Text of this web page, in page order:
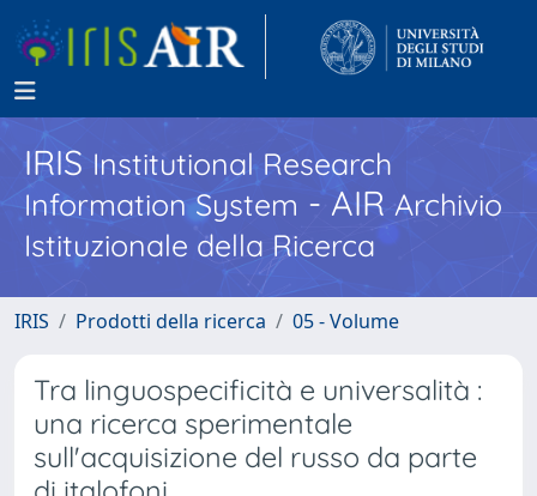
IRISInstitutional Research
Information System - AIR Archivio
Istituzionale della Ricerca
IRIS Prodotti della ricerca 05 - Volume
Tra linguospecificità e universalità :
una ricerca sperimentale
sull'acquisizione del russo da parte